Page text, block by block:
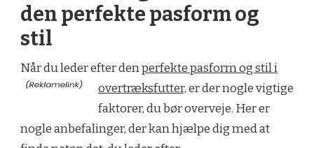
den perfekte pasform og
stil
Når du leder efter denperfekte pasform og stil i
overtræksfutter,er der nogle vigtige
faktorer, du bør overveje. Her er
nogle anbefalinger, der kan hjælpe dig med at